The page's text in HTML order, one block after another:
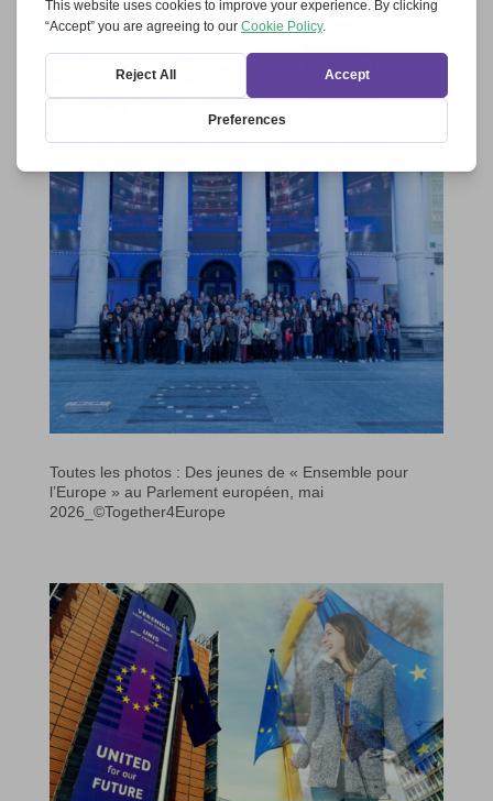
Toutes les photos : Des jeunes de « Ensemble pour
l’Europe » au Parlement européen, mai
2026_©Together4Europe